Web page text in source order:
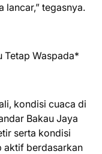
lancar,” tegasnya.
Tetap Waspada*
kondisi cuaca di
Bakau Jaya
serta kondisi
aktif berdasarkan